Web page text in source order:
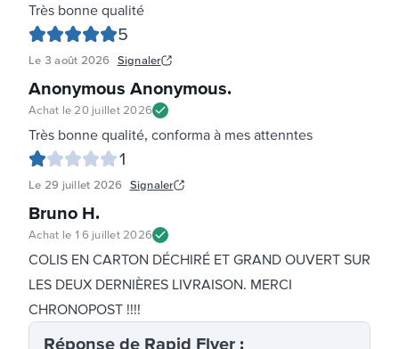
Très bonne qualité
5
Le 3 août 2026 Signaler
Anonymous Anonymous.
Achat le 20 juillet 2026
Très bonne qualité, conforma à mes attenntes
1
Le 29 juillet 2026 Signaler
Bruno H.
Achat le 16 juillet 2026
COLIS EN CARTON DÉCHIRÉ ET GRAND OUVERT SUR
LES DEUX DERNIÈRES LIVRAISON. MERCI
CHRONOPOST !!!!
Réponse de Rapid Flyer :